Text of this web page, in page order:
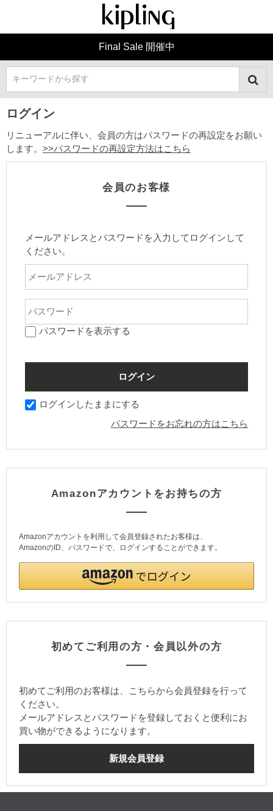
Final Sale 開催中
キーワードから探す
ログイン
リニューアルに伴い、会員の方はパスワードの再設定をお願い
します。 >>パスワードの再設定方法はこちら
会員のお客様
メールアドレスとパスワードを入力してログインして
ください。
パスワードを表示する
ログインしたままにする
パスワードをお忘れの方はこちら
Amazonアカウントをお持ちの方
Amazonアカウントを利用して会員登録されたお客様は、
AmazonのID、パスワードで、ログインすることができます。
初めてご利用の方・会員以外の方
初めてご利用のお客様は、こちらから会員登録を行って
ください。
メールアドレスとパスワードを登録しておくと便利にお
買い物ができるようになります。